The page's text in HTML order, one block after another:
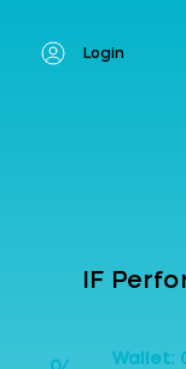
Login
IF
Wallet: